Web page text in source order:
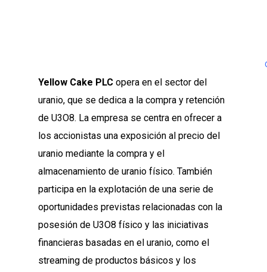
Yellow Cake PLC opera en el sector del
uranio, que se dedica a la compra y retención
de U3O8. La empresa se centra en ofrecer a
los accionistas una exposición al precio del
uranio mediante la compra y el
almacenamiento de uranio físico. También
participa en la explotación de una serie de
oportunidades previstas relacionadas con la
posesión de U3O8 físico y las iniciativas
financieras basadas en el uranio, como el
streaming de productos básicos y los